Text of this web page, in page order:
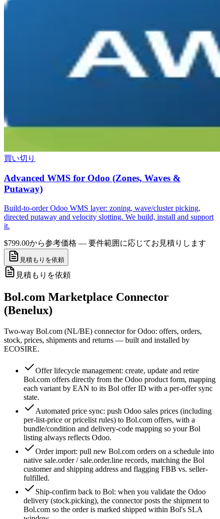
買い切り
Advanced WMS for Odoo (Zones, Waves &
Putaway)
Build-to-order Odoo WMS layer: zoning, wave/cluster picking,
directed putaway and velocity slotting. We build, install and support
it.
$799.00から参考価格 — 要件範囲に応じてお見積りします
見積もりを依頼
見積もりを依頼
Bol.com Marketplace Connector
(Benelux)
Two-way Bol.com (NL/BE) connector for Odoo: offers, orders,
stock, prices, shipments and returns — built and installed by
ECOSIRE.
Offer lifecycle management: create, update and retire
Bol.com offers directly from the Odoo product form, mapping
each variant by EAN to its Bol offer ID with a per-offer sync
state.
Automated price sync: push Odoo sales prices (including
per-list-price or pricelist rules) to Bol.com offers, with a
bundle/condition and delivery-code mapping so your Bol
listing always reflects Odoo.
Order import: pull new Bol.com orders on a schedule into
native sale.order / sale.order.line records, matching the Bol
customer and shipping address and flagging FBB vs. seller-
fulfilled.
Ship-confirm back to Bol: when you validate the Odoo
delivery (stock.picking), the connector posts the shipment to
Bol.com so the order is marked shipped within Bol's SLA